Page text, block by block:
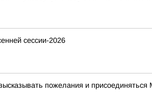
сессии-2026
пожелания и